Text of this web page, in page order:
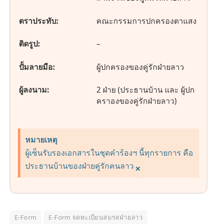
ตราประทับ: คณะกรรมการปกครองตาแสง
ติดรูป: –
ปั้มลายมือ: ผู้ปกครองของคู่รักฝ่ายลาว
ผู้ลงนาม:
2 ฝ่าย (ประธานบ้าน และ ผู้ปก
คราองของคู่รักฝ่ายลาว)
หมายเหตุ
ผู้เซ็นรับรองเอกสารในชุดคำร้องฯ นี้ทุกรายการ คือ
ประธานบ้านของฝ่ายคู่รักคนลาว ×
E-Form
E-Form จดทะเบียนสมรสฝ่ายลาว